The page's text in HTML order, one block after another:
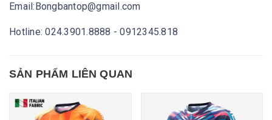
Email:Bongbantop@gmail.com
Hotline: 024.3901.8888 - 0912345.818
SẢN PHẨM LIÊN QUAN